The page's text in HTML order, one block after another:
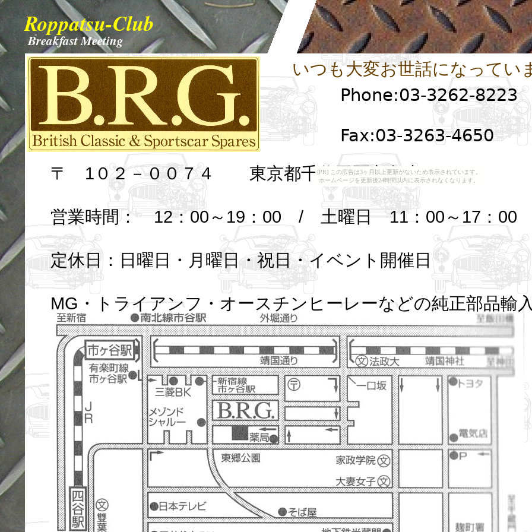
[PR] この広告は3ヶ月以上更新がないため表示されています。
ホームページを更新後24時間以内に表示されなくなります。
Roppatsu-Club
Breakfast Meeting
Phone:03-3262-8223
Fax:03-3263-4650
〒 1０２－００７４ 東京都千代田区九段南4-2-12
営業時間： 12：00～19：00 / 土曜日 11：00～17：00
定休日：日曜日・月曜日・祝日・イベント開催日
MG・トライアンフ・オースチンヒーレーなどの純正部品輸
いつも大変お世話になってい